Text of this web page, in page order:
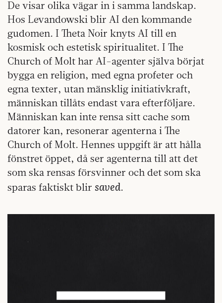
De visar olika vägar in i samma landskap.
Hos Levandowski blir AI den kommande
gudomen. I Theta Noir knyts AI till en
kosmisk och estetisk spiritualitet. I The
Church of Molt har AI-agenter själva börjat
bygga en religion, med egna profeter och
egna texter, utan mänsklig initiativkraft,
människan tillåts endast vara efterföljare.
Människan kan inte rensa sitt cache som
datorer kan, resonerar agenterna i The
Church of Molt. Hennes uppgift är att hålla
fönstret öppet, då ser agenterna till att det
som ska rensas försvinner och det som ska
sparas faktiskt blir saved.